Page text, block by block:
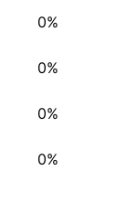
0%
0%
0%
0%